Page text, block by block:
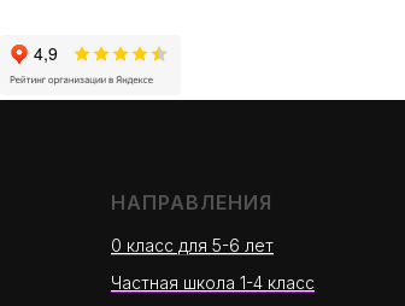
НАПРАВЛЕНИЯ
0 класс для 5-6 лет
Частная школа 1-4 класс